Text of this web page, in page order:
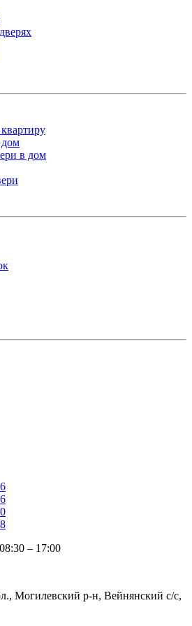
дом
в дом
08:30 – 17:00
Могилевский р-н, Вейнянский с/с,